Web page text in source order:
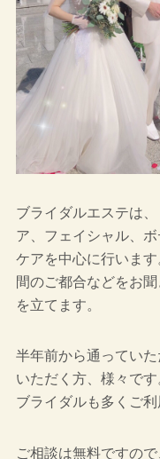
ブライダルエステは
ア、フェイシャル、
ケアを中心に行いま
間のご都合などをお
を立てます。
半年前から通ってい
いただく方、様々で
ブライダルも多くご利
ご相談は無料ですの